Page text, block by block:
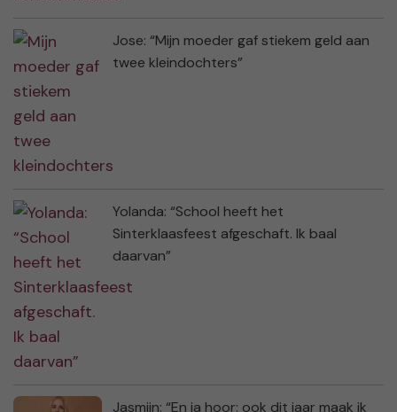
Jose: “Mijn moeder gaf stiekem geld aan
twee kleindochters”
Yolanda: “School heeft het
Sinterklaasfeest afgeschaft. Ik baal
daarvan”
Jasmijn: “En ja hoor: ook dit jaar maak ik